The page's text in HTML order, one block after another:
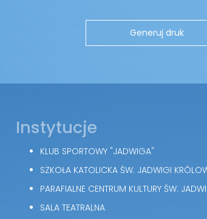
Instytucje
KLUB SPORTOWY "JADWIGA"
SZKOŁA KATOLICKA ŚW. JADWIGI
PARAFIALNE CENTRUM KULTURY ŚW.
SALA TEATRALNA